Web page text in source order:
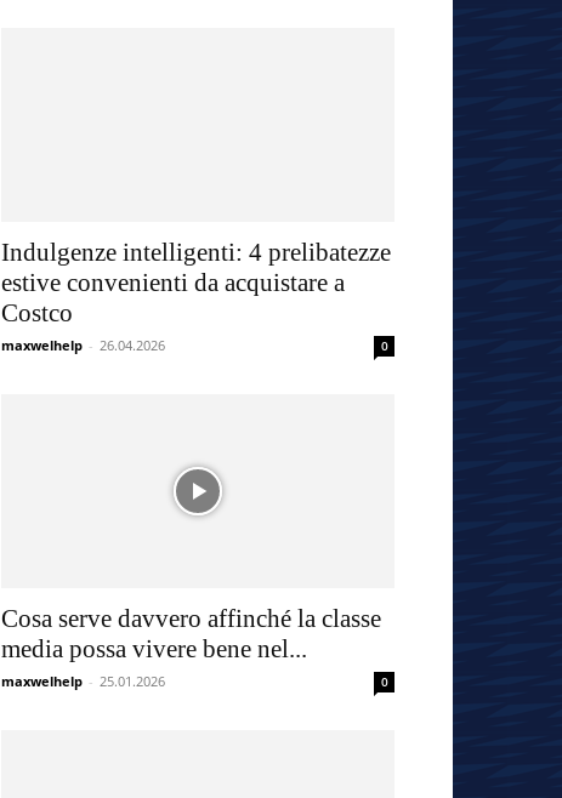
Indulgenze intelligenti: 4 prelibatezze
estive convenienti da acquistare a
Costco
maxwelhelp - 26.04.2026 0
Cosa serve davvero affinché la classe
media possa vivere bene nel...
maxwelhelp - 25.01.2026 0